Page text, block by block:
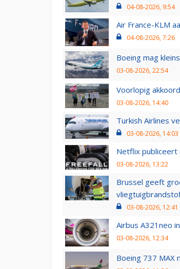
04-08-2026, 9:54
Air France-KLM
04-08-2026, 7:26
Boeing mag
03-08-2026, 22:54
Voorlopig
03-08-2026, 14:40
Turkish Airlines
03-08-2026, 14:03
Netflix publiceert
03-08-2026, 13:22
Brussel geeft
03-08-2026, 12:41
Airbus A321neo
03-08-2026, 12:34
Boeing 737 MAX